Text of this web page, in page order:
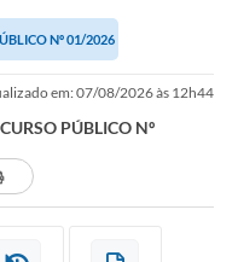
Nº 01/2026
em: 07/08/2026 às 12h44
PÚBLICO Nº